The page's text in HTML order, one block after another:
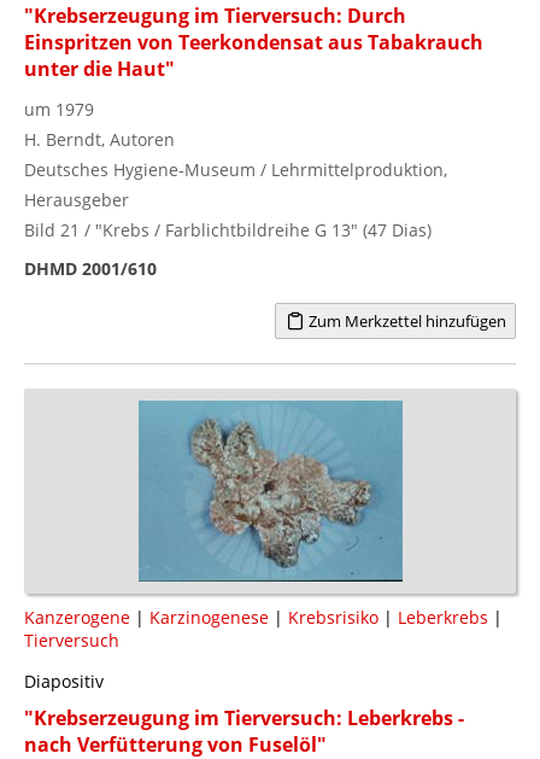
"Krebserzeugung im Tierversuch: Durch
Einspritzen von Teerkondensat aus Tabakrauch
unter die Haut"
um 1979
H. Berndt, Autoren
Deutsches Hygiene-Museum / Lehrmittelproduktion,
Herausgeber
Bild 21 / "Krebs / Farblichtbildreihe G 13" (47 Dias)
DHMD 2001/610
Zum Merkzettel hinzufügen
Kanzerogene | Karzinogenese | Krebsrisiko | Leberkrebs |
Tierversuch
Diapositiv
"Krebserzeugung im Tierversuch: Leberkrebs -
nach Verfütterung von Fuselöl"